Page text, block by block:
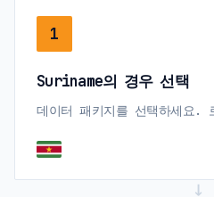
1
Suriname의 경우 선택
데이터 패키지를 선택하세요.
→